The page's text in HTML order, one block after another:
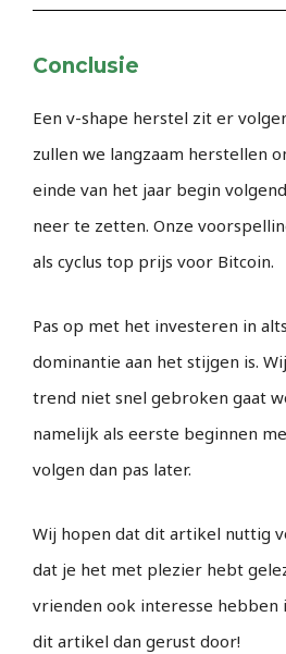
Conclusie
Een v-shape herstel zit er
zullen we langzaam herstellen
einde van het jaar begin
neer te zetten. Onze
als cyclus top prijs voor Bitcoin.
Pas op met het investeren in
dominantie aan het stijgen is.
trend niet snel gebroken gaat
namelijk als eerste beginnen
volgen dan pas later.
Wij hopen dat dit artikel nuttig
dat je het met plezier hebt
vrienden ook interesse hebben
dit artikel dan gerust door!